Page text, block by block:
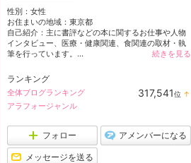
性別： 女性
お住まいの地域： 東京都
自己紹介：主に書評などの本に関するお仕事や人物
インタビュー、医療・健康関連、食関連の取材・執
筆を行っています。...
続きを見る
ランキング
全体ブログランキング 317,541位 ↑
アラフォージャンル
フォロー アメンバーになる
メッセージを送る